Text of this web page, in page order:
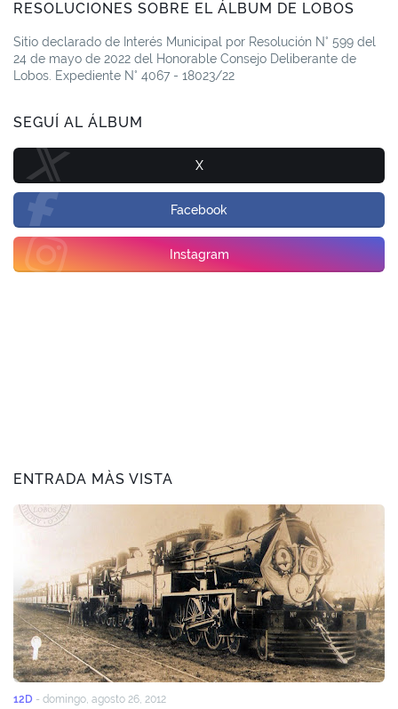
RESOLUCIONES SOBRE EL ÁLBUM DE LOBOS
Sitio declarado de Interés Municipal por Resolución N° 599 del
24 de mayo de 2022 del Honorable Consejo Deliberante de
Lobos. Expediente N° 4067 - 18023/22
SEGUÍ AL ÁLBUM
X
Facebook
Instagram
ENTRADA MÀS VISTA
12D - domingo, agosto 26, 2012